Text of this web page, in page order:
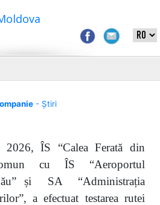
- Știri
ÎS “Calea Ferată din
cu ÎS “Aeroportul
și SA “Administrația
a efectuat testarea rutei